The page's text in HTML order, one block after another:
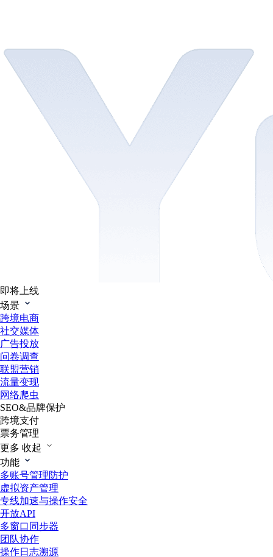
即将上线
场景
跨境电商
社交媒体
广告投放
问卷调查
联盟营销
流量变现
网络爬虫
SEO&品牌保护
跨境支付
票务管理
更多 收起
功能
多账号管理防护
虚拟资产管理
专线加速与操作安全
开放API
多窗口同步器
团队协作
操作日志溯源